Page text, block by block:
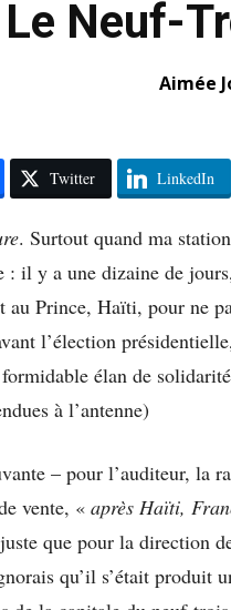
Le Neuf-
Aimée
Twitter LinkedIn
. Surtout quand ma
: il y a une dizaine de
au Prince, Haïti, pour ne
l’élection
élan de
à l’antenne)
– pour l’auditeur, la
vente, « après Haïti,
que pour la direction
qu’il s’était produit